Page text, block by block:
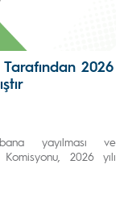
2026
yayılması ve
Komisyonu, 2026 yılı